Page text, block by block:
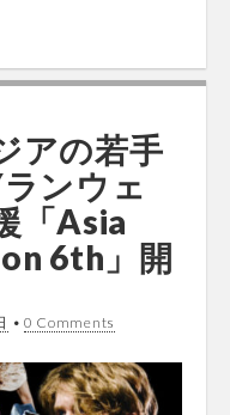
アの若手
ンウェ
「Asia
6th」開
• 0 Comments